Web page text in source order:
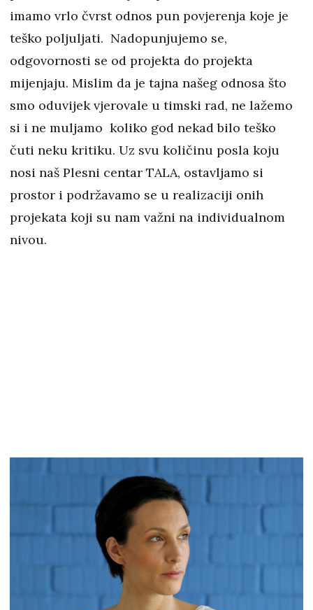
imamo vrlo čvrst odnos pun povjerenja koje je
teško poljuljati. Nadopunjujemo se,
odgovornosti se od projekta do projekta
mijenjaju. Mislim da je tajna našeg odnosa što
smo oduvijek vjerovale u timski rad, ne lažemo
si i ne muljamo koliko god nekad bilo teško
čuti neku kritiku. Uz svu količinu posla koju
nosi naš Plesni centar TALA, ostavljamo si
prostor i podržavamo se u realizaciji onih
projekata koji su nam važni na individualnom
nivou.